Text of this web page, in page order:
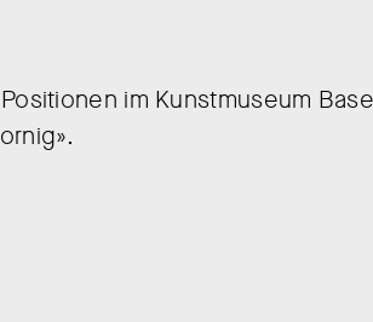
im Kunstmuseum